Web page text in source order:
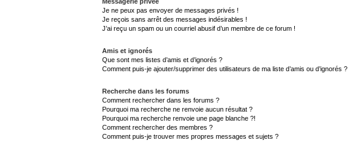
Je ne peux pas envoyer de messages privés !
Je reçois sans arrêt des messages indésirables !
J’ai reçu un spam ou un courriel abusif d’un membre de ce forum !
Amis et ignorés
Que sont mes listes d’amis et d’ignorés ?
Comment puis-je ajouter/supprimer des utilisateurs de ma liste d’amis ou d’ignorés ?
Recherche dans les forums
Comment rechercher dans les forums ?
Pourquoi ma recherche ne renvoie aucun résultat ?
Pourquoi ma recherche renvoie une page blanche ?!
Comment rechercher des membres ?
Comment puis-je trouver mes propres messages et sujets ?